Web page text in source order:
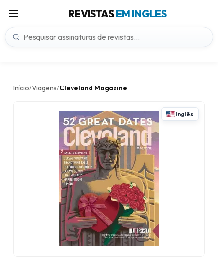
REVISTASEM INGLES
Início/Viagens/Cleveland Magazine
Inglês